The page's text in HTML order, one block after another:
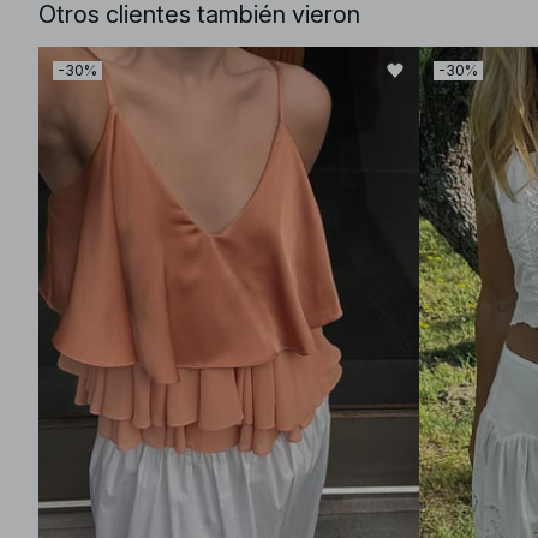
Otros clientes también vieron
-30% -30%